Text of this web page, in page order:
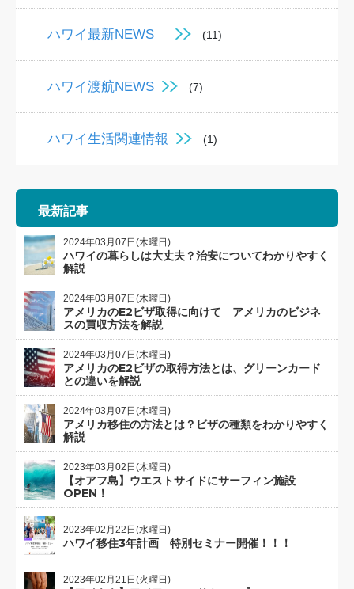
ハワイ最新NEWS (11)
ハワイ渡航NEWS (7)
ハワイ生活関連情報 (1)
最新記事
2024年03月07日(木曜日)
ハワイの暮らしは大丈夫？治安についてわかりやすく
解説
2024年03月07日(木曜日)
アメリカのE2ビザ取得に向けて アメリカのビジネ
スの買収方法を解説
2024年03月07日(木曜日)
アメリカのE2ビザの取得方法とは、グリーンカード
との違いを解説
2024年03月07日(木曜日)
アメリカ移住の方法とは？ビザの種類をわかりやすく
解説
2023年03月02日(木曜日)
【オアフ島】ウエストサイドにサーフィン施設
OPEN！
2023年02月22日(水曜日)
ハワイ移住3年計画 特別セミナー開催！！！
2023年02月21日(火曜日)